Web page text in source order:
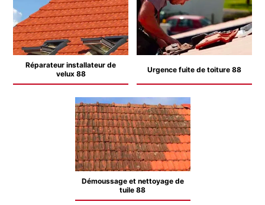
Réparateur installateur de
velux 88
Urgence fuite de toiture 88
Démoussage et nettoyage de
tuile 88